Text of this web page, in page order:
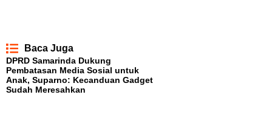
Baca Juga
DPRD Samarinda Dukung
Pembatasan Media Sosial untuk
Anak, Suparno: Kecanduan Gadget
Sudah Meresahkan